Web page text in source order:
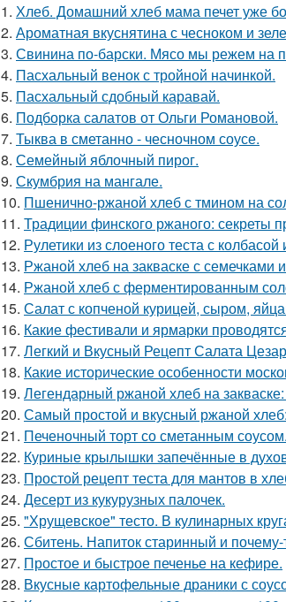
1. Хлеб. Домашний хлеб мама печет уже
2. Ароматная вкуснятина с чесноком и
3. Свинина по-барски. Мясо мы режем на
4. Пасхальный венок с тройной начинкой.
5. Пасхальный сдобный каравай.
6. Подборка салатов от Ольги Романовой.
7. Тыква в сметанно - чесночном соусе.
8. Семейный яблочный пирог.
9. Скумбрия на мангале.
10. Пшенично-ржаной хлеб с тмином на
11. Традиции финского ржаного: секреты
12. Рулетики из слоеного теста с
13. Ржаной хлеб на закваске с
14. Ржаной хлеб с ферментированным
15. Салат с копченой курицей, сыром,
16. Какие фестивали и ярмарки
17. Легкий и Вкусный Рецепт Салата
18. Какие исторические особенности
19. Легендарный ржаной хлеб на
20. Самый простой и вкусный ржаной
21. Печеночный торт со сметанным соусом.
22. Куриные крылышки запечённые в
23. Простой рецепт теста для мантов в
24. Десерт из кукурузных палочек.
25. "Хрущевское" тесто. В кулинарных
26. Сбитень. Напиток старинный и
27. Простое и быстрое печенье на кефире.
28. Вкусные картофельные драники с